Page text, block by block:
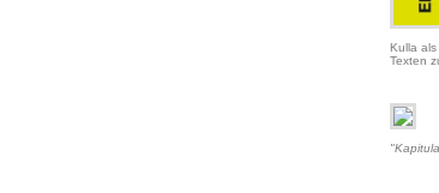
Kulla als
Texten